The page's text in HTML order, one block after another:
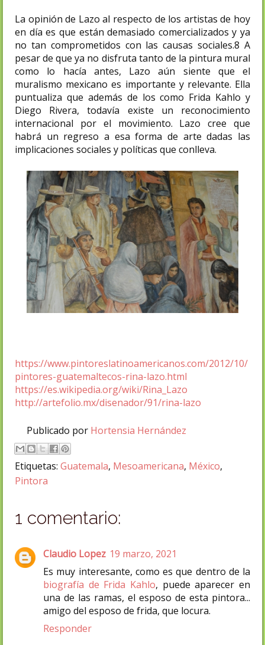
La opinión de Lazo al respecto de los artistas de hoy
en día es que están demasiado comercializados y ya
no tan comprometidos con las causas sociales.8​ A
pesar de que ya no disfruta tanto de la pintura mural
como lo hacía antes, Lazo aún siente que el
muralismo mexicano es importante y relevante. Ella
puntualiza que además de los como Frida Kahlo y
Diego Rivera, todavía existe un reconocimiento
internacional por el movimiento. Lazo cree que
habrá un regreso a esa forma de arte dadas las
implicaciones sociales y políticas que conlleva.​
https://www.pintoreslatinoamericanos.com/2012/10/
pintores-guatemaltecos-rina-lazo.html
https://es.wikipedia.org/wiki/Rina_Lazo
http://artefolio.mx/disenador/91/rina-lazo
Publicado por Hortensia Hernández
Etiquetas: Guatemala, Mesoamericana, México,
Pintora
1 comentario:
Claudio Lopez 19 marzo, 2021
Es muy interesante, como es que dentro de la
biografía de Frida Kahlo, puede aparecer en
una de las ramas, el esposo de esta pintora...
amigo del esposo de frida, que locura.
Responder